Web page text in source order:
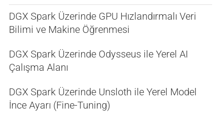
DGX Spark Üzerinde GPU Hızlandırmalı Veri
Bilimi ve Makine Öğrenmesi
DGX Spark Üzerinde Odysseus ile Yerel AI
Çalışma Alanı
DGX Spark Üzerinde Unsloth ile Yerel Model
İnce Ayarı (Fine-Tuning)